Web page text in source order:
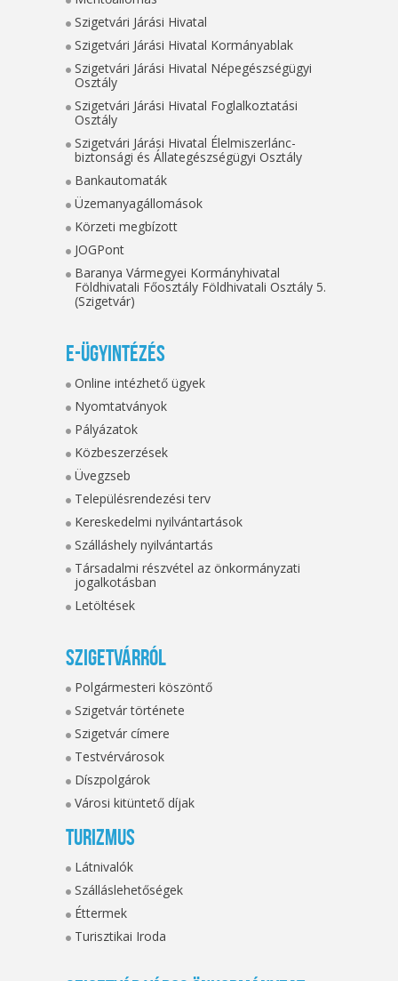
Szigetvári Járási Hivatal
Szigetvári Járási Hivatal Kormányablak
Szigetvári Járási Hivatal Népegészségügyi
Osztály
Szigetvári Járási Hivatal Foglalkoztatási
Osztály
Szigetvári Járási Hivatal Élelmiszerlánc-
biztonsági és Állategészségügyi Osztály
Bankautomaták
Üzemanyagállomások
Körzeti megbízott
JOGPont
Baranya Vármegyei Kormányhivatal
Földhivatali Főosztály Földhivatali Osztály 5.
(Szigetvár)
E-ügyintézés
Online intézhető ügyek
Nyomtatványok
Pályázatok
Közbeszerzések
Üvegzseb
Településrendezési terv
Kereskedelmi nyilvántartások
Szálláshely nyilvántartás
Társadalmi részvétel az önkormányzati
jogalkotásban
Letöltések
Szigetvárról
Polgármesteri köszöntő
Szigetvár története
Szigetvár címere
Testvérvárosok
Díszpolgárok
Városi kitüntető díjak
Turizmus
Látnivalók
Szálláslehetőségek
Éttermek
Turisztikai Iroda